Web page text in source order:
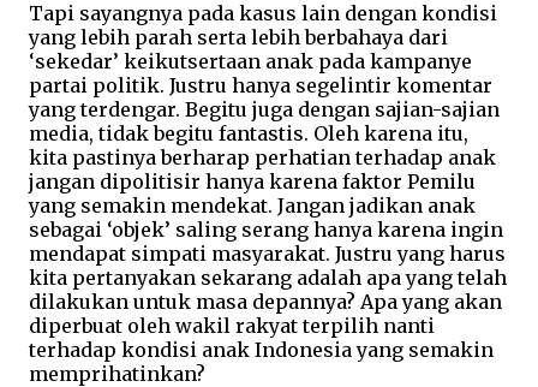
Tapi sayangnya pada kasus lain dengan kondisi
yang lebih parah serta lebih berbahaya dari
‘sekedar’ keikutsertaan anak pada kampanye
partai politik. Justru hanya segelintir komentar
yang terdengar. Begitu juga dengan sajian-sajian
media, tidak begitu fantastis. Oleh karena itu,
kita pastinya berharap perhatian terhadap anak
jangan dipolitisir hanya karena faktor Pemilu
yang semakin mendekat. Jangan jadikan anak
sebagai ‘objek’ saling serang hanya karena ingin
mendapat simpati masyarakat. Justru yang harus
kita pertanyakan sekarang adalah apa yang telah
dilakukan untuk masa depannya? Apa yang akan
diperbuat oleh wakil rakyat terpilih nanti
terhadap kondisi anak Indonesia yang semakin
memprihatinkan?